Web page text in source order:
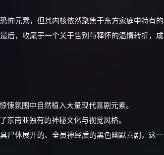
怖元素，但其内核依然聚焦于东方家庭中特有的
后，收尾于一个关于告别与释怀的温情转折，成
悚氛围中自然植入大量现代喜剧元素。
东南亚独有的神秘文化与视觉风格。
尸体展开的、全员神经质的黑色幽默喜剧，这一